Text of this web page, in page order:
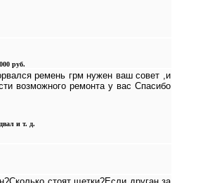
руб.
ремень грм нужен ваш совет ,и
возможного ремонта у вас Спасибо
и т. д.